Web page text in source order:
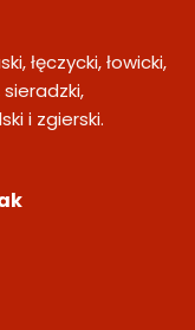
łęczycki, łowicki,
i zgierski.